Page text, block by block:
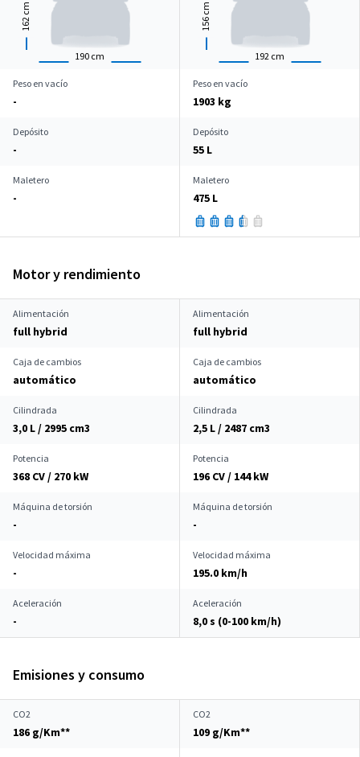
190 cm
162
cm
192 cm
156
cm
Peso en vacío
-
Peso en vacío
1903 kg
Depósito
-
Depósito
55 L
Maletero
-
Maletero
475 L
Motor y rendimiento
Alimentación
full hybrid
Alimentación
full hybrid
Caja de cambios
automático
Caja de cambios
automático
Cilindrada
3,0 L / 2995 cm3
Cilindrada
2,5 L / 2487 cm3
Potencia
368 CV / 270 kW
Potencia
196 CV / 144 kW
Máquina de torsión
-
Máquina de torsión
-
Velocidad máxima
-
Velocidad máxima
195.0 km/h
Aceleración
-
Aceleración
8,0 s (0-100 km/h)
Emisiones y consumo
CO2
186 g/Km**
CO2
109 g/Km**